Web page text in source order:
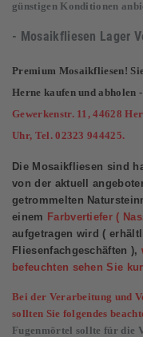
günstigen Konditionen
- Mosaikfliesen Lager
Premium Mosaikfliesen!
Herne kaufen und abholen -
Gewerkenstr. 11, 44628
Uhr, Tel. 02323 944425.
Die Mosaikfliesen sind
von der aktuell
getrommelten
einem Farbvertiefer (
aufgetragen wird (
Fliesenfachgeschäften ),
befeuchten sehen Sie
Bei der Verarbeitung und
sollten Sie folgendes
Fugenmörtel sollte für die